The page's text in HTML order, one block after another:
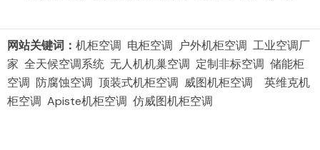
网站关键词： 机柜空调 电柜空调 户外机柜空调 工业空调厂
家 全天候空调系统 无人机机巢空调 定制非标空调 储能柜
空调 防腐蚀空调 顶装式机柜空调 威图机柜空调 英维克机
柜空调 Apiste机柜空调 仿威图机柜空调